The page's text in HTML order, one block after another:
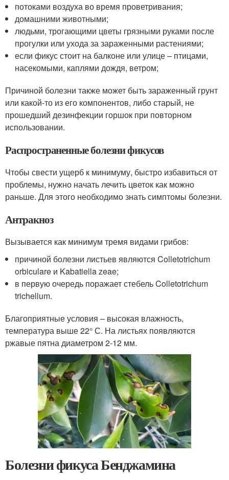
потоками воздуха во время проветривания;
домашними животными;
людьми, трогающими цветы грязными руками после
прогулки или ухода за зараженными растениями;
если фикус стоит на балконе или улице – птицами,
насекомыми, каплями дождя, ветром;
Причиной болезни также может быть зараженный грунт
или какой-то из его компонентов, либо старый, не
прошедший дезинфекции горшок при повторном
использовании.
Распространенные болезни фикусов
Чтобы свести ущерб к минимуму, быстро избавиться от
проблемы, нужно начать лечить цветок как можно
раньше. Для этого необходимо знать симптомы болезни.
Антракноз
Вызывается как минимум тремя видами грибов:
причиной болезни листьев являются Colletotrichum
orbiculare и Kabatiella zeae;
в первую очередь поражает стебель Colletotrichum
trichellum.
Благоприятные условия – высокая влажность,
температура выше 22° С. На листьях появляются
ржавые пятна диаметром 2-12 мм.
Болезни фикуса Бенджамина